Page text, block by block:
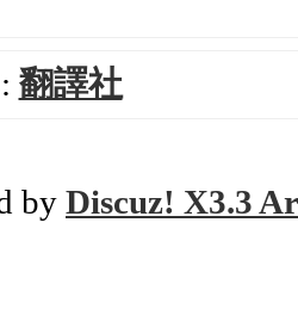
翻譯社
by Discuz! X3.3